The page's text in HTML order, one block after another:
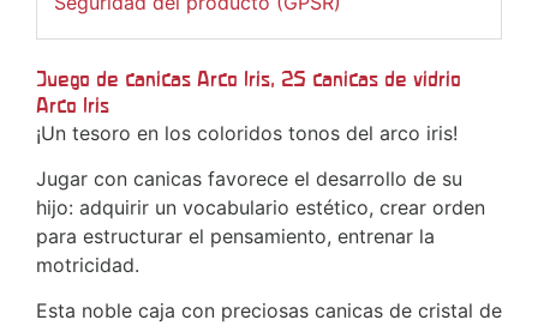
Juego de canicas Arco Iris, 25 canicas de vidrio
Arco Iris
¡Un tesoro en los coloridos tonos del arco iris!
Jugar con canicas favorece el desarrollo de su
hijo: adquirir un vocabulario estético, crear orden
para estructurar el pensamiento, entrenar la
motricidad.
Esta noble caja con preciosas canicas de cristal de